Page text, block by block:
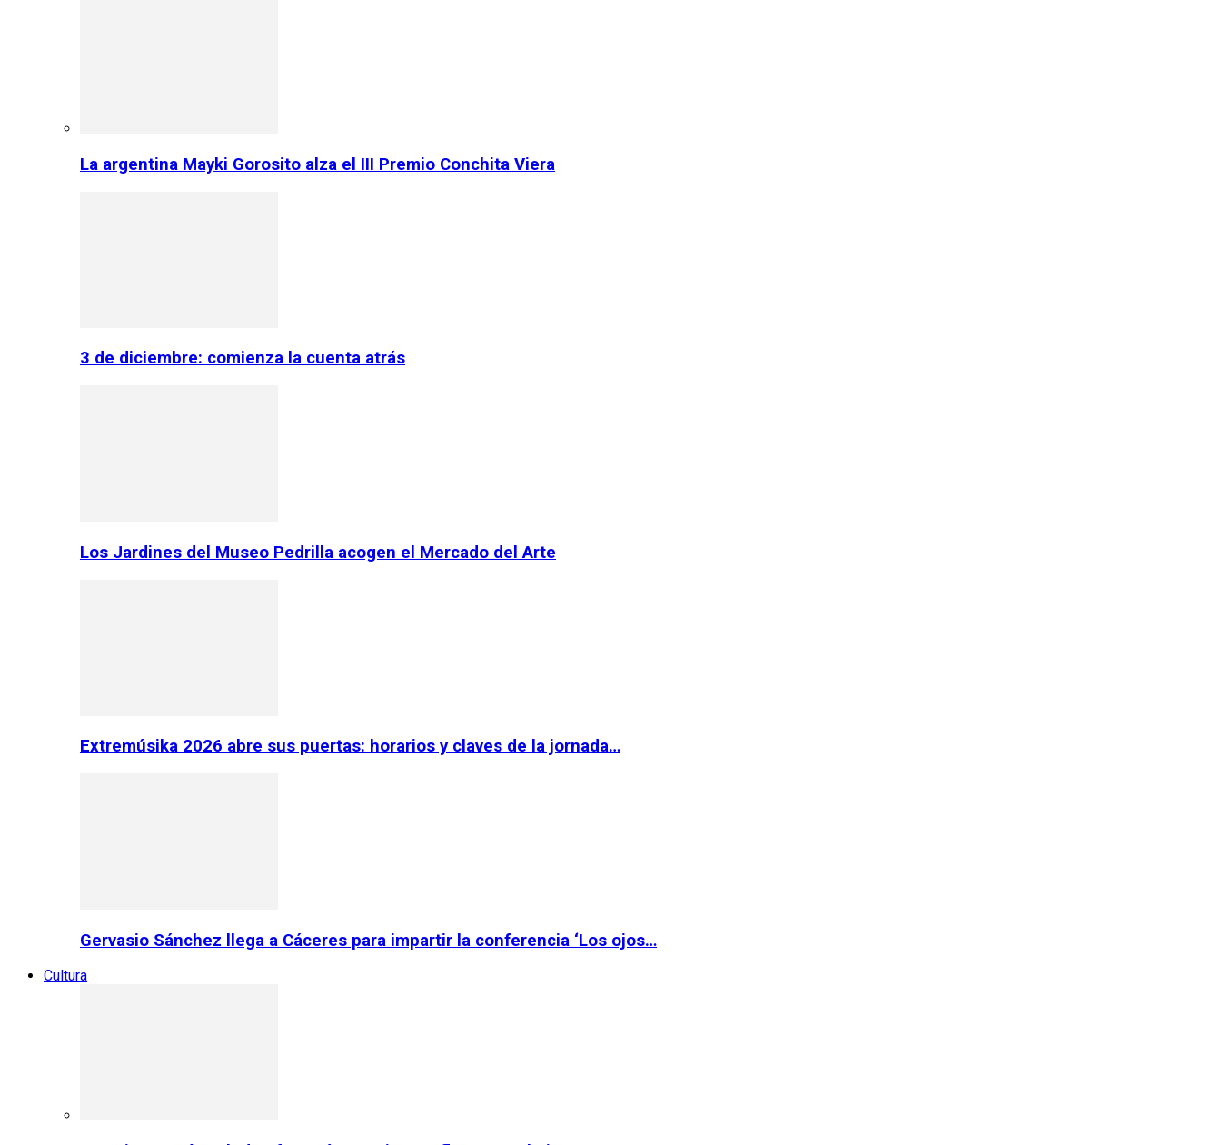
La argentina Mayki Gorosito alza el III Premio Conchita Viera
3 de diciembre: comienza la cuenta atrás
Los Jardines del Museo Pedrilla acogen el Mercado del Arte
Extremúsika 2026 abre sus puertas: horarios y claves de la jornada…
Gervasio Sánchez llega a Cáceres para impartir la conferencia ‘Los ojos…
Cultura